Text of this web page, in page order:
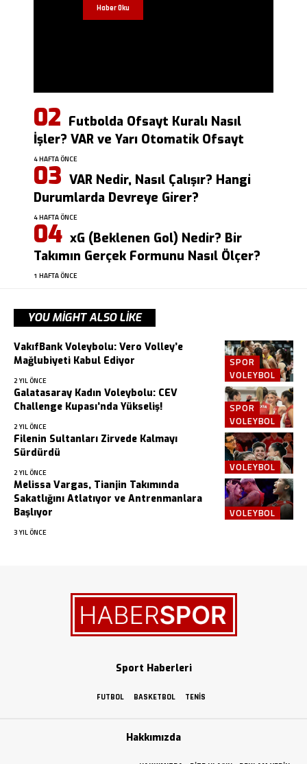
Haber Oku
Futbolda Ofsayt Kuralı Nasıl
İşler? VAR ve Yarı Otomatik Ofsayt
4 HAFTA ÖNCE
VAR Nedir, Nasıl Çalışır? Hangi
Durumlarda Devreye Girer?
4 HAFTA ÖNCE
xG (Beklenen Gol) Nedir? Bir
Takımın Gerçek Formunu Nasıl Ölçer?
1 HAFTA ÖNCE
YOU MIGHT ALSO LIKE
SPOR
VOLEYBOL
VakıfBank Voleybolu: Vero Volley’e
Mağlubiyeti Kabul Ediyor
2 YIL ÖNCE
SPOR
VOLEYBOL
Galatasaray Kadın Voleybolu: CEV
Challenge Kupası’nda Yükseliş!
2 YIL ÖNCE
VOLEYBOL
Filenin Sultanları Zirvede Kalmayı
Sürdürdü
2 YIL ÖNCE
VOLEYBOL
Melissa Vargas, Tianjin Takımında
Sakatlığını Atlatıyor ve Antrenmanlara
Başlıyor
3 YIL ÖNCE
Sport Haberleri
FUTBOL BASKETBOL TENIS
Hakkımızda